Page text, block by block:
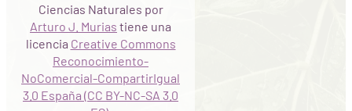
Ciencias Naturales por
Arturo J. Murias tiene una
licencia Creative Commons
Reconocimiento-
NoComercial-CompartirIgual
3.0 España (CC BY-NC-SA 3.0